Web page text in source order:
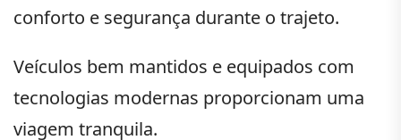
conforto e segurança durante o trajeto.
Veículos bem mantidos e equipados com
tecnologias modernas proporcionam uma
viagem tranquila.